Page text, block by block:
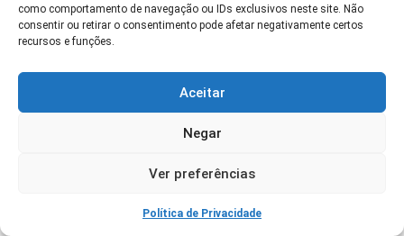
como comportamento de navegação ou IDs exclusivos neste site. Não
consentir ou retirar o consentimento pode afetar negativamente certos
recursos e funções.
Aceitar
Negar
Ver preferências
Política de Privacidade
Semente Capim Mombaça Incrustada 10kg